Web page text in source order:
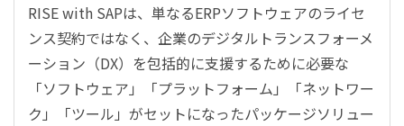
RISE with SAPは、単なるERPソフトウェアのライセ
ンス契約ではなく、企業のデジタルトランスフォーメ
ーション（DX）を包括的に支援するために必要な
「ソフトウェア」「プラットフォーム」「ネットワー
ク」「ツール」がセットになったパッケージソリュー